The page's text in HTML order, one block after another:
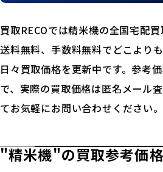
買取RECOでは精米機の全国宅配買
送料無料、手数料無料でどこより
日々買取価格を更新中です。参考
で、実際の買取価格は匿名メール
てお気軽にお問い合わせください。
"精米機"の買取参考価